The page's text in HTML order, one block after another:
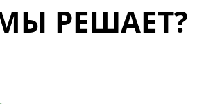
РЕШАЕТ?